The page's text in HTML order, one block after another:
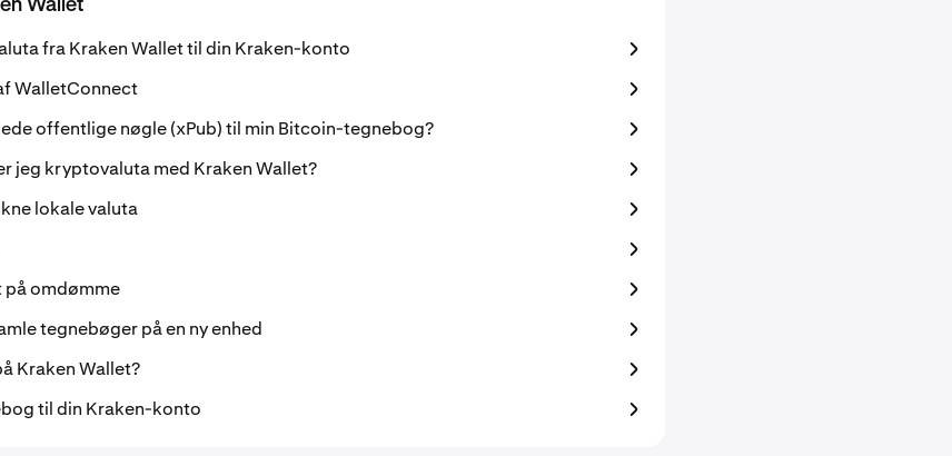
Wallet
fra Kraken Wallet til din Kraken-konto
WalletConnect
offentlige nøgle (xPub) til min Bitcoin-tegnebog?
jeg kryptovaluta med Kraken Wallet?
lokale valuta
på omdømme
tegnebøger på en ny enhed
Kraken Wallet?
til din Kraken-konto